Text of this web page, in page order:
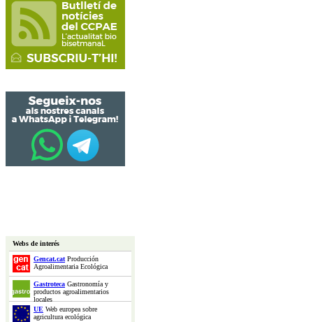
Webs de interés
Gencat.catProducción
Agroalimentaria Ecológica
Gastroteca Gastronomía y
productos agroalimentarios
locales
UE Web europea sobre
agricultura ecológica